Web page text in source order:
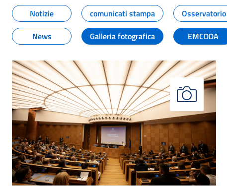
Tutti i contenuti della pagina
Notizie comunicati stampa
News
Galleria fotografica EMCDDA